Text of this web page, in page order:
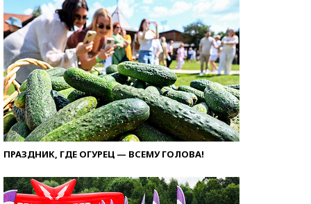
ПРАЗДНИК, ГДЕ ОГУРЕЦ — ВСЕМУ ГОЛОВА!